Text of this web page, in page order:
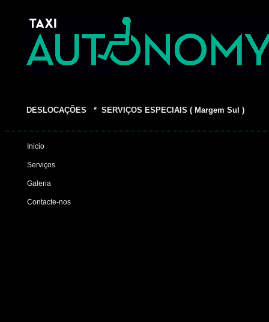
DESLOCAÇÕES * SERVIÇOS ESPECIAIS ( Margem Sul )
Inicio
Serviços
Contacte-nos
Galeria